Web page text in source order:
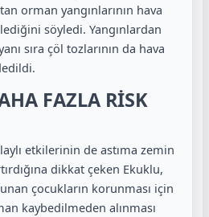
orman yangınlarının hava
söyledi. Yangınlardan
sıra çöl tozlarının da hava
FAZLA RİSK
etkilerinin de astıma zemin
dikkat çeken Ekuklu,
çocukların korunması için
kaybedilmeden alınması